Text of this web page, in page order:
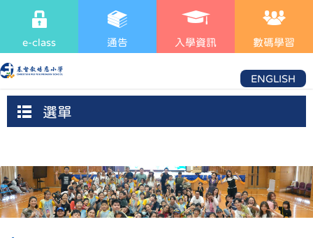
e-class 通告 入學資訊 數碼學習
ENGLISH
選單